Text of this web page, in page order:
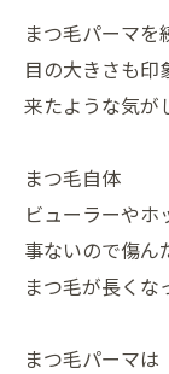
まつ毛パーマを
目の大きさも印
来たような気が
まつ毛自体
ビューラーやホ
事ないので傷ん
まつ毛が長くな
まつ毛パーマは